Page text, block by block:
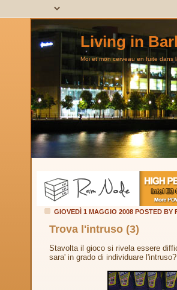
Living in
Moi et mon cerveau en fuite dans
GIOVEDÌ 1 MAGGIO 2008 POSTED BY
Trova l'intruso (3)
Stavolta il gioco si rivela essere
sara' in grado di individuare l'intruso?